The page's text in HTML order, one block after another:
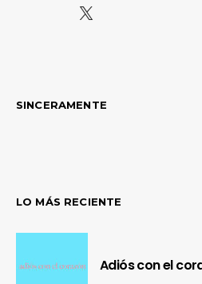
SINCERAMENTE
LO MÁS RECIENTE
Adiós con el